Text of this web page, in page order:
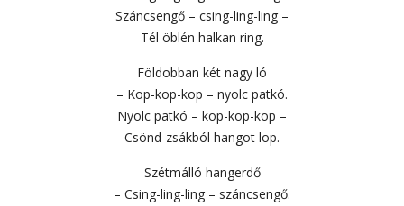
Száncsengő – csing-ling-ling –
Tél öblén halkan ring.
Földobban két nagy ló
– Kop-kop-kop – nyolc patkó.
Nyolc patkó – kop-kop-kop –
Csönd-zsákból hangot lop.
Szétmálló hangerdő
– Csing-ling-ling – száncsengő.